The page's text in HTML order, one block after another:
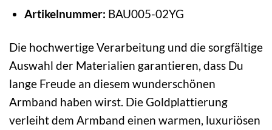
Artikelnummer: BAU005-02YG
Die hochwertige Verarbeitung und die sorgfältige
Auswahl der Materialien garantieren, dass Du
lange Freude an diesem wunderschönen
Armband haben wirst. Die Goldplattierung
verleiht dem Armband einen warmen, luxuriösen